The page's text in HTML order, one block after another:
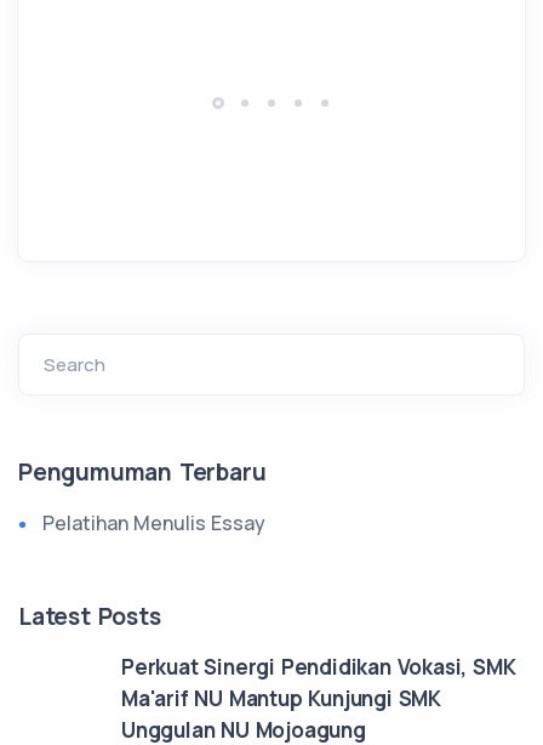
Search
Pengumuman Terbaru
Pelatihan Menulis Essay
Latest Posts
Perkuat Sinergi Pendidikan Vokasi, SMK
Ma'arif NU Mantup Kunjungi SMK
Unggulan NU Mojoagung